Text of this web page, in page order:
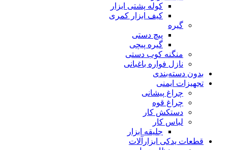
کوله پشتی ابزار
کیف ابزار کمری
گیره
پیچ دستی
گیره پیچی
منگنه کوب دستی
نازل فواره باغبانی
بدون دسته‌بندی
تجهیزات ایمنی
چراغ پیشانی
چراغ قوه
دستکش کار
لباس کار
جلیقه ابزار
قطعات یدکی ابزارآلات